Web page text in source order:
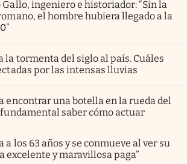
ingeniero e historiador: “Sin la
el hombre hubiera llegado a la
la tormenta del siglo al país. Cuáles
por las intensas lluvias
encontrar una botella en la rueda del
fundamental saber cómo actuar
a los 63 años y se conmueve al ver su
excelente y maravillosa paga”